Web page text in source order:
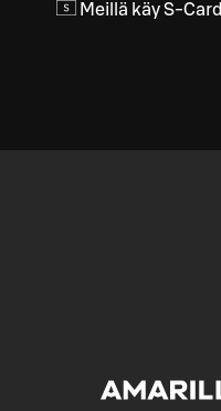
Meillä käy S-Card